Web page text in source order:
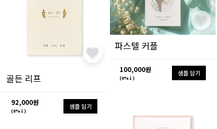
골든 리프
92,000원
(8%↓)
샘플 담기
파스텔 커플
100,000원
(0%↓)
샘플 담기